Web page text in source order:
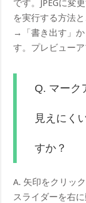
です。JPEGに変
を実行する方法
→「書き出す」か
す。プレビュー
Q. マーク
見えにく
すか？
A. 矢印をクリッ
スライダーを右